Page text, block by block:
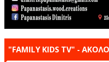
"FAMILY KIDS TV" -